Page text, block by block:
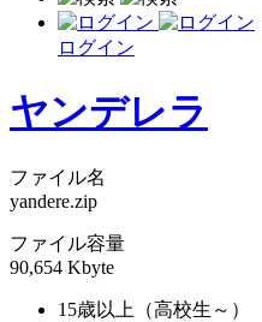
ログイン
ヤンデレラ
ファイル名
yandere.zip
ファイル容量
90,654 Kbyte
15歳以上（高校生～）